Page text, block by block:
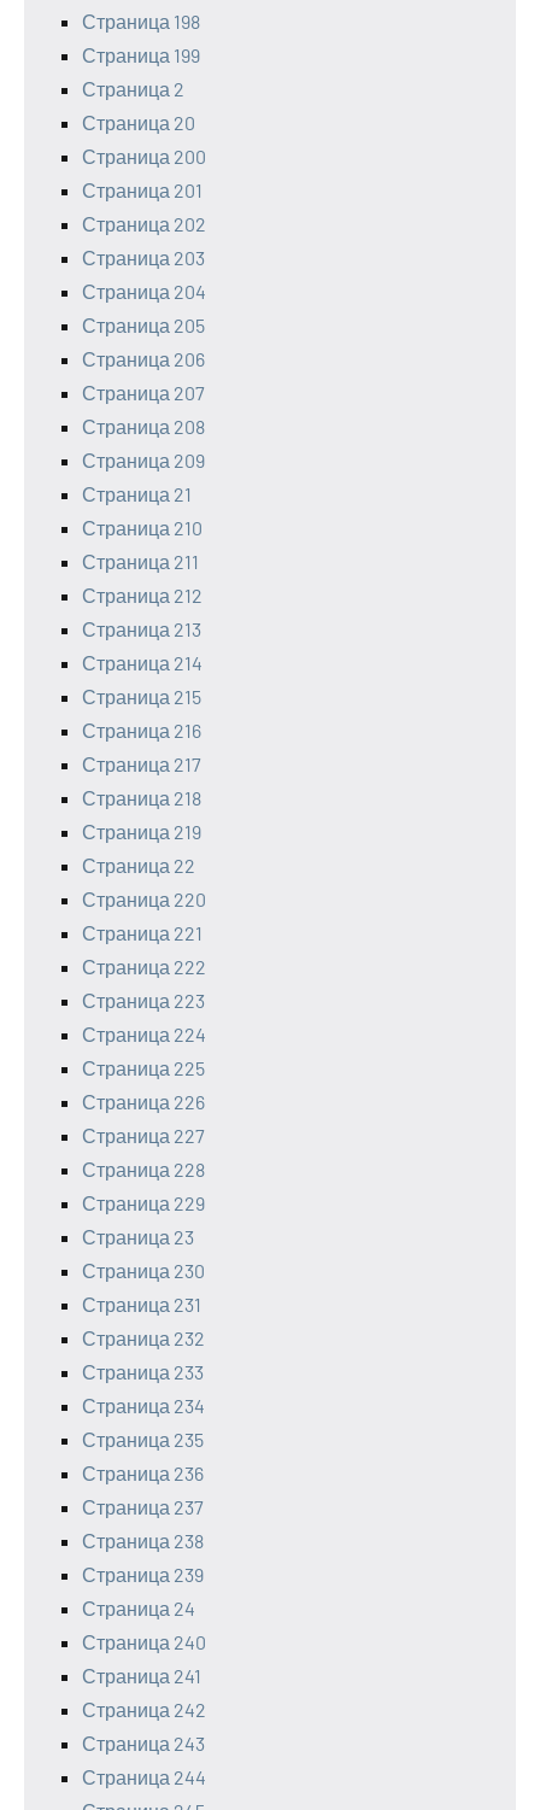
Страница 198
Страница 199
Страница 2
Страница 20
Страница 200
Страница 201
Страница 202
Страница 203
Страница 204
Страница 205
Страница 206
Страница 207
Страница 208
Страница 209
Страница 21
Страница 210
Страница 211
Страница 212
Страница 213
Страница 214
Страница 215
Страница 216
Страница 217
Страница 218
Страница 219
Страница 22
Страница 220
Страница 221
Страница 222
Страница 223
Страница 224
Страница 225
Страница 226
Страница 227
Страница 228
Страница 229
Страница 23
Страница 230
Страница 231
Страница 232
Страница 233
Страница 234
Страница 235
Страница 236
Страница 237
Страница 238
Страница 239
Страница 24
Страница 240
Страница 241
Страница 242
Страница 243
Страница 244